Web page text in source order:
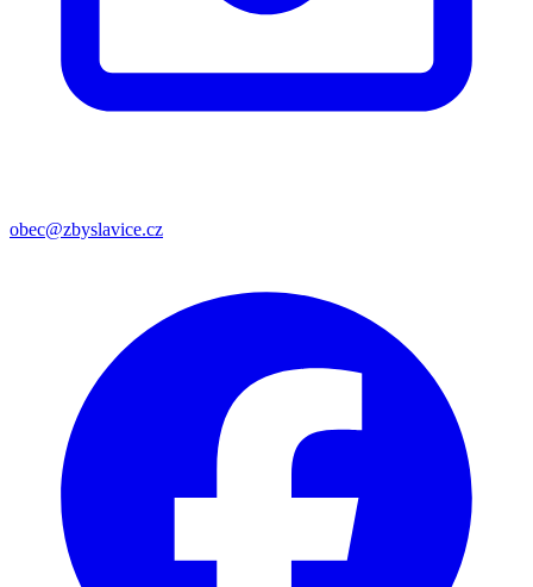
obec@zbyslavice.cz